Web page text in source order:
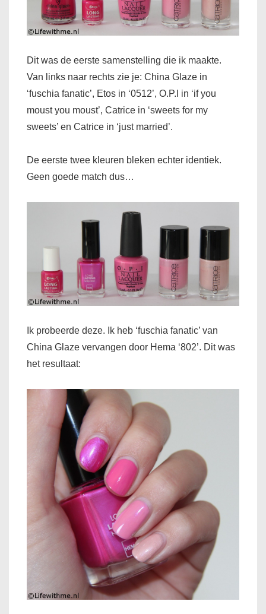
Dit was de eerste samenstelling die ik maakte.
Van links naar rechts zie je: China Glaze in
‘fuschia fanatic’, Etos in ‘0512’, O.P.I in ‘if you
moust you moust’, Catrice in ‘sweets for my
sweets’ en Catrice in ‘just married’.
De eerste twee kleuren bleken echter identiek.
Geen goede match dus…
Ik probeerde deze. Ik heb ‘fuschia fanatic’ van
China Glaze vervangen door Hema ‘802’. Dit was
het resultaat: